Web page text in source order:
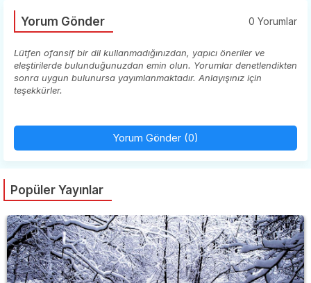
Yorum Gönder 0 Yorumlar
Lütfen ofansif bir dil kullanmadığınızdan, yapıcı öneriler ve
eleştirilerde bulunduğunuzdan emin olun. Yorumlar denetlendikten
sonra uygun bulunursa yayımlanmaktadır. Anlayışınız için
teşekkürler.
Yorum Gönder (0)
Popüler Yayınlar